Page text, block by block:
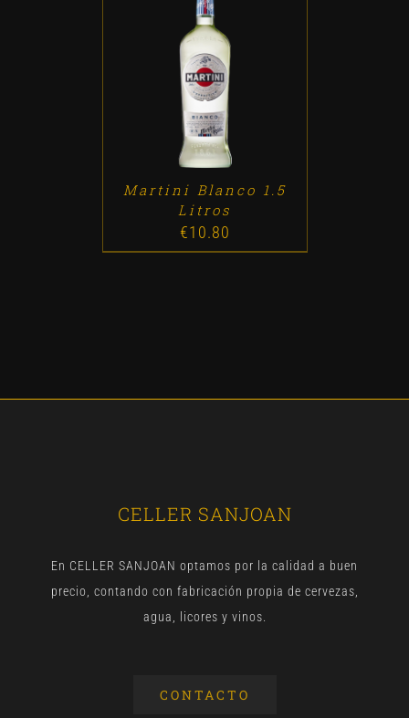
ADD TO CART / DETALLES
Martini Blanco 1.5
Litros
€10.80
CELLER SANJOAN
En CELLER SANJOAN optamos por la calidad a buen
precio, contando con fabricación propia de cervezas,
agua, licores y vinos.
CONTACTO